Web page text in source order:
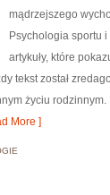
mądrzejszego
Psychologia sportu
artykuły, które
tekst został
życiu
More ]